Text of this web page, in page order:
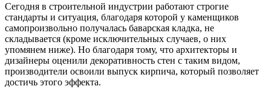
Сегодня в строительной индустрии работают строгие
стандарты и ситуация, благодаря которой у каменщиков
самопроизвольно получалась баварская кладка, не
складывается (кроме исключительных случаев, о них
упомянем ниже). Но благодаря тому, что архитекторы и
дизайнеры оценили декоративность стен с таким видом,
производители освоили выпуск кирпича, который позволяет
достичь этого эффекта.